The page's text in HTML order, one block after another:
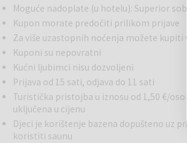
Restorani:U sklopu resorta djeluje više
talijanskom restoranu i pizzeriji Mamma Rosa te u
Za aktivno provođenje
Gostima su na raspolaganju unutarnji i vanjski
djecu i odrasle (ovisno o sezoni). Dostupni su i
ribolova na obližnjem Vranskome jezeru.
Okolica:Resort se nalazi u mirnoj pješčanoj uvali
ugodnu hladovinu i savršenu kulisu za opuštanje
istraživanje prirode, a u blizini se nalazi i grad
Moguće nadoplate (u hotelu): Superior
Kupon morate predočiti prilikom prijave
Za više uzastopnih noćenja možete kupiti
Kuponi su nepovratni
Kućni ljubimci nisu dozvoljeni
Prijava od 15 sati, odjava do 11 sati
Turistička pristojba u iznosu od 1,50 €/
uključena u cijenu
Djeci je korištenje bazena dopušteno uz
koristiti saunu